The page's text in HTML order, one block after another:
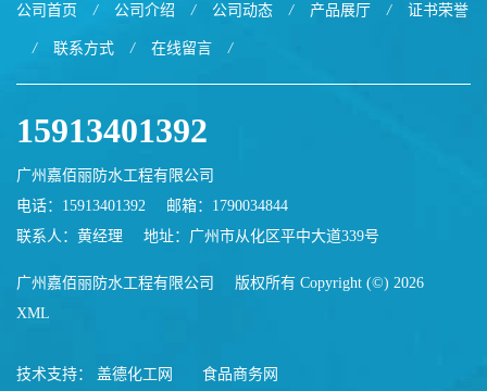
公司首页 / 公司介绍 / 公司动态 / 产品展厅 / 证书荣誉
/ 联系方式 / 在线留言 /
15913401392
广州嘉佰丽防水工程有限公司
电话：15913401392
邮箱： 1790034844
联系人：黄经理
地址：广州市从化区平中大道339号
广州嘉佰丽防水工程有限公司
版权所有 Copyright (©) 2026
XML
技术支持： 盖德化工网 食品商务网